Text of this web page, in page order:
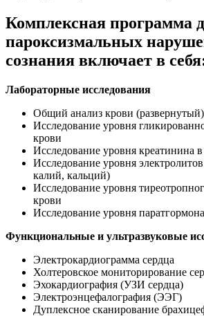
Комплексная программа
пароксизмальных
сознания включает в
Лабораторные исследования
Общий анализ крови (развернутый)
Исследование уровня
крови
Исследование уровня креатинина
Исследование уровня
калий, кальций)
Исследование уровня
крови
Исследование уровня
Функциональные и ультразвуковые
Электрокардиограмма сердца
Холтеровское мониторирование
Эхокардиография (УЗИ сердца)
Электроэнцефалография (ЭЭГ)
Дуплексное сканирование